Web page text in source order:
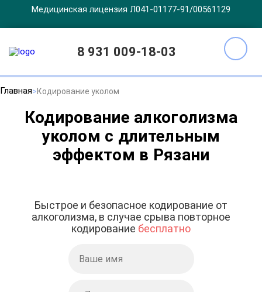
Медицинская лицензия Л041-01177-91/00561129
8 931 009-18-03
Главная Кодирование уколом
Кодирование алкоголизма
уколом с длительным
эффектом в Рязани
Быстрое и безопасное кодирование от
алкоголизма, в случае срыва повторное
кодирование бесплатно